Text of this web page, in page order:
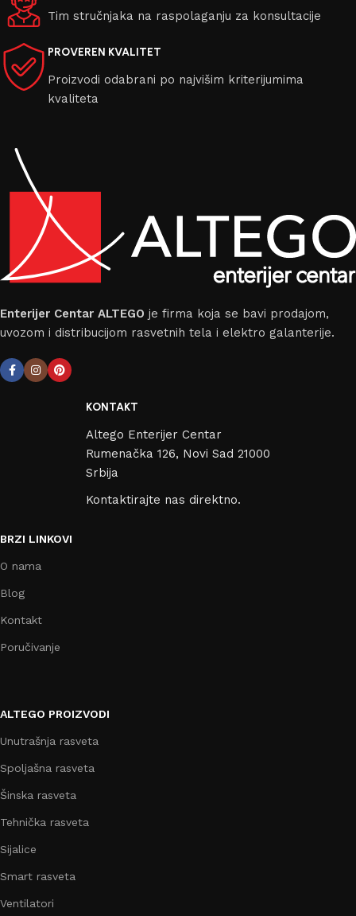
Tim stručnjaka na raspolaganju za konsultacije
PROVEREN KVALITET
Proizvodi odabrani po najvišim kriterijumima
kvaliteta
Enterijer Centar ALTEGO je firma koja se bavi prodajom,
uvozom i distribucijom rasvetnih tela i elektro galanterije.
KONTAKT
Altego Enterijer Centar
Rumenačka 126, Novi Sad 21000
Srbija
Kontaktirajte nas direktno.
BRZI LINKOVI
O nama
Blog
Kontakt
Poručivanje
ALTEGO PROIZVODI
Unutrašnja rasveta
Spoljašna rasveta
Šinska rasveta
Tehnička rasveta
Sijalice
Smart rasveta
Ventilatori